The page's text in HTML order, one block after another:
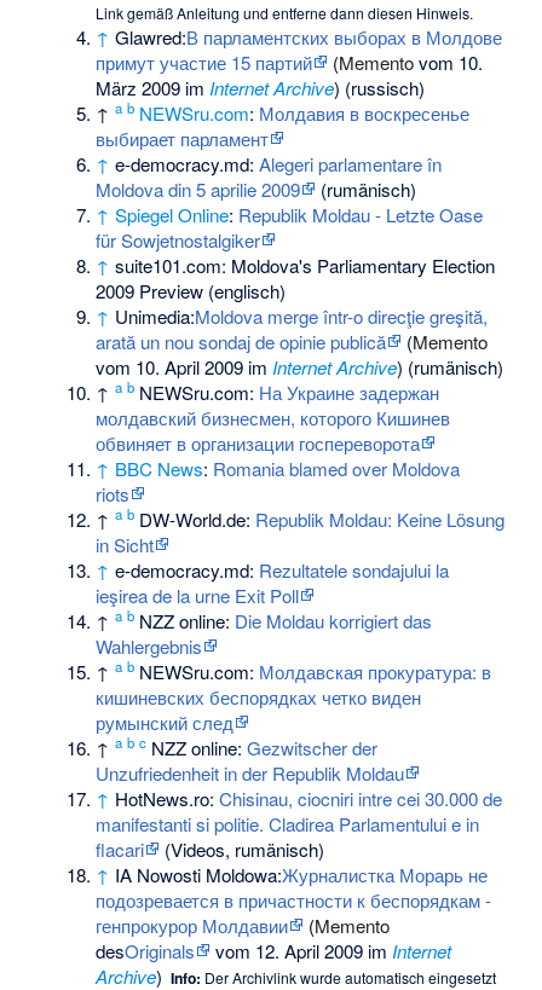
Link gemäßAnleitung und entferne dann diesen Hinweis.
↑ Glawred:В парламентских выборах в Молдове
примут участие 15 партий
(Mementovom 10.
März 2009 im Internet Archive) (russisch)
↑a b NEWSru.com: Молдавия в воскресенье
выбирает парламент
↑ e-democracy.md:Alegeri parlamentare în
Moldova din 5 aprilie 2009
(rumänisch)
↑ Spiegel Online: Republik Moldau - Letzte Oase
für Sowjetnostalgiker
↑ suite101.com: Moldova's Parliamentary Election
2009 Preview (englisch)
↑ Unimedia:Moldova merge într-o direcţie greşită,
arată un nou sondaj de opinie publică
(Memento
vom 10. April 2009 im Internet Archive) (rumänisch)
↑a b NEWSru.com: На Украине задержан
молдавский бизнесмен, которого Кишинев
обвиняет в организации госпереворота
↑ BBC News: Romania blamed over Moldova
riots
↑a b DW-World.de: Republik Moldau: Keine Lösung
in Sicht
↑ e-democracy.md: Rezultatele sondajului la
ieşirea de la urne Exit Poll
↑a b NZZ online: Die Moldau korrigiert das
Wahlergebnis
↑a b NEWSru.com: Молдавская прокуратура: в
кишиневских беспорядках четко виден
румынский след
↑a b c NZZ online:Gezwitscher der
Unzufriedenheit in der Republik Moldau
↑ HotNews.ro:Chisinau, ciocniri intre cei 30.000 de
manifestanti si politie. Cladirea Parlamentului e in
flacari
(Videos, rumänisch)
↑ IA Nowosti Moldowa:Журналистка Морарь не
подозревается в причастности к беспорядкам -
генпрокурор Молдавии
(Memento
desOriginals vom 12. April 2009 im Internet
Archive) Info: Der Archivlink wurde automatisch eingesetzt